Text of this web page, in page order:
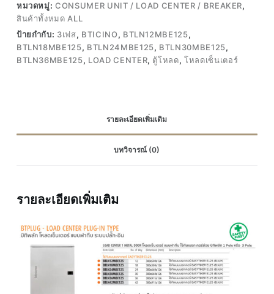
หมวดหมู่:CONSUMER UNIT / LOAD CENTER / BREAKER,
สินค้าทั้งหมด ALL
ป้ายกำกับ: 3เฟส, BTICINO, BTLN12MBE125,
BTLN18MBE125, BTLN24MBE125, BTLN30MBE125,
BTLN36MBE125, LOAD CENTER, ตู้โหลด,โหลดเซ็นเตอร์
รายละเอียดเพิ่มเติม
บทวิจารณ์ (0)
รายละเอียดเพิ่มเติม